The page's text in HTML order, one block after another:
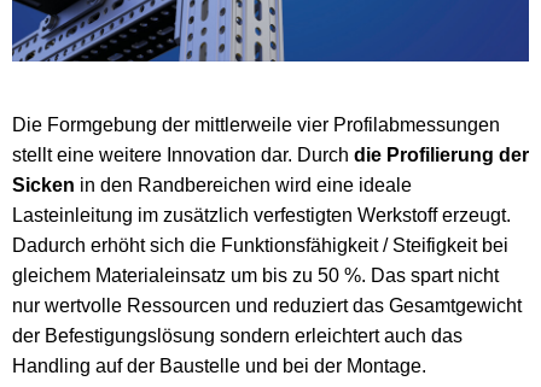
Die Formgebung der mittlerweile vier Profilabmessungen
stellt eine weitere Innovation dar. Durch die Profilierung der
Sicken in den Randbereichen wird eine ideale
Lasteinleitung im zusätzlich verfestigten Werkstoff erzeugt.
Dadurch erhöht sich die Funktionsfähigkeit / Steifigkeit bei
gleichem Materialeinsatz um bis zu 50 %. Das spart nicht
nur wertvolle Ressourcen und reduziert das Gesamtgewicht
der Befestigungslösung sondern erleichtert auch das
Handling auf der Baustelle und bei der Montage.